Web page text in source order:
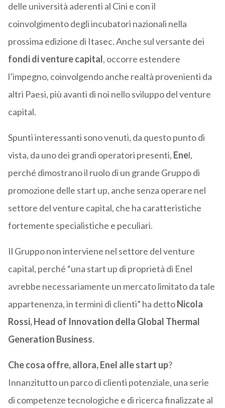
delle università aderenti al Cini e con il
coinvolgimento degli incubatori nazionali nella
prossima edizione di Itasec. Anche sul versante dei
fondi di venture capital, occorre estendere
l’impegno, coinvolgendo anche realtà provenienti da
altri Paesi, più avanti di noi nello sviluppo del venture
capital.
Spunti interessanti sono venuti, da questo punto di
vista, da uno dei grandi operatori presenti, Enel,
perché dimostrano il ruolo di un grande Gruppo di
promozione delle start up, anche senza operare nel
settore del venture capital, che ha caratteristiche
fortemente specialistiche e peculiari.
Il Gruppo non interviene nel settore del venture
capital, perché “una start up di proprietà di Enel
avrebbe necessariamente un mercato limitato da tale
appartenenza, in termini di clienti” ha dettoNicola
Rossi, Head of Innovation della Global Thermal
Generation Business.
Che cosa offre, allora, Enel alle start up?
Innanzitutto un parco di clienti potenziale, una serie
di competenze tecnologiche e di ricerca finalizzate al